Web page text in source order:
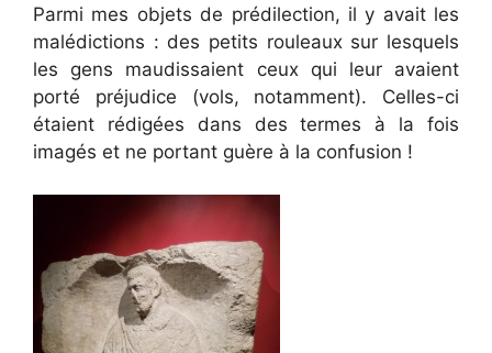
Parmi mes objets de prédilection, il y avait les
malédictions : des petits rouleaux sur lesquels
les gens maudissaient ceux qui leur avaient
porté préjudice (vols, notamment). Celles-ci
étaient rédigées dans des termes à la fois
imagés et ne portant guère à la confusion !